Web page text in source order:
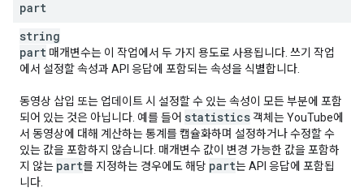
part
string
part 매개변수는 이 작업에서 두 가지 용도로 사용됩니다. 쓰기 작업
에서 설정할 속성과 API 응답에 포함되는 속성을 식별합니다.
동영상 삽입 또는 업데이트 시 설정할 수 있는 속성이 모든 부분에 포함
되어 있는 것은 아닙니다. 예를 들어 statistics 객체는 YouTube에
서 동영상에 대해 계산하는 통계를 캡슐화하며 설정하거나 수정할 수
있는 값을 포함하지 않습니다. 매개변수 값이 변경 가능한 값을 포함하
지 않는 part를 지정하는 경우에도 해당 part는 API 응답에 포함됩
니다.